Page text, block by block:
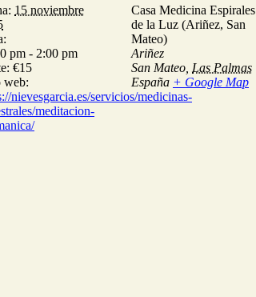
15 noviembre
pm - 2:00 pm
€15
web:
nievesgarcia.es/servicios/medicinas-
meditacion-
Casa Medicina Espirales
de la Luz (Ariñez, San
Mateo)
Ariñez
San Mateo Las Palmas
España + Google Map